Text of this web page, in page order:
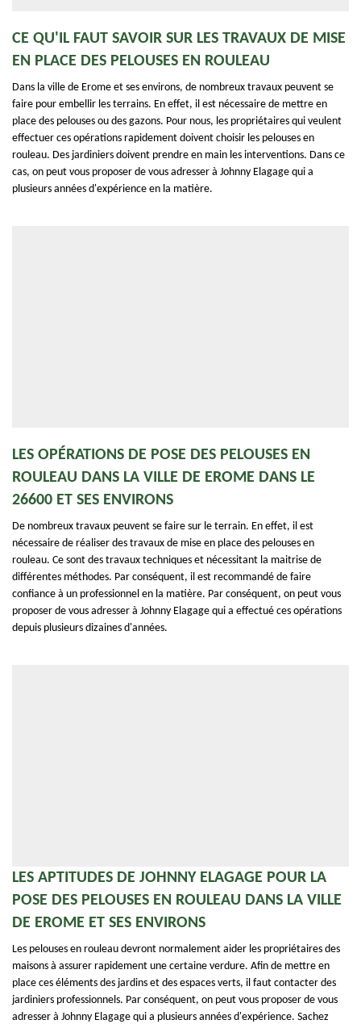
CE QU'IL FAUT SAVOIR SUR LES TRAVAUX DE MISE
EN PLACE DES PELOUSES EN ROULEAU
Dans la ville de Erome et ses environs, de nombreux travaux peuvent se
faire pour embellir les terrains. En effet, il est nécessaire de mettre en
place des pelouses ou des gazons. Pour nous, les propriétaires qui veulent
effectuer ces opérations rapidement doivent choisir les pelouses en
rouleau. Des jardiniers doivent prendre en main les interventions. Dans ce
cas, on peut vous proposer de vous adresser à Johnny Elagage qui a
plusieurs années d'expérience en la matière.
LES OPÉRATIONS DE POSE DES PELOUSES EN
ROULEAU DANS LA VILLE DE EROME DANS LE
26600 ET SES ENVIRONS
De nombreux travaux peuvent se faire sur le terrain. En effet, il est
nécessaire de réaliser des travaux de mise en place des pelouses en
rouleau. Ce sont des travaux techniques et nécessitant la maitrise de
différentes méthodes. Par conséquent, il est recommandé de faire
confiance à un professionnel en la matière. Par conséquent, on peut vous
proposer de vous adresser à Johnny Elagage qui a effectué ces opérations
depuis plusieurs dizaines d'années.
LES APTITUDES DE JOHNNY ELAGAGE POUR LA
POSE DES PELOUSES EN ROULEAU DANS LA VILLE
DE EROME ET SES ENVIRONS
Les pelouses en rouleau devront normalement aider les propriétaires des
maisons à assurer rapidement une certaine verdure. Afin de mettre en
place ces éléments des jardins et des espaces verts, il faut contacter des
jardiniers professionnels. Par conséquent, on peut vous proposer de vous
adresser à Johnny Elagage qui a plusieurs années d'expérience. Sachez